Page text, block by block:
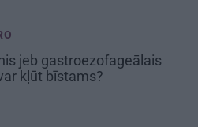
jeb gastroezofageālais
kļūt bīstams?